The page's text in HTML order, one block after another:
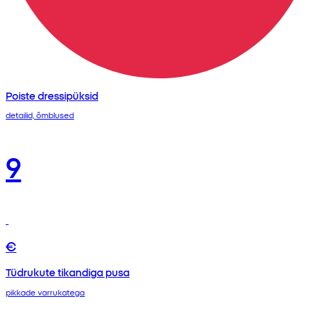
Poiste dressipüksid
detailid, õmblused
9
€
Tüdrukute tikandiga pusa
pikkade varrukatega